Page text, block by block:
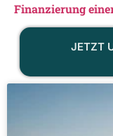
Finanzierung
JETZT